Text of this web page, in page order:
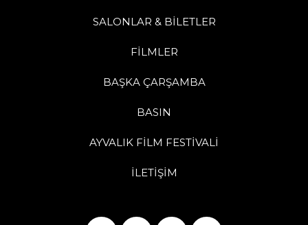
SALONLAR & BİLETLER
FİLMLER
BAŞKA ÇARŞAMBA
BASIN
AYVALIK FİLM FESTİVALİ
İLETİŞİM